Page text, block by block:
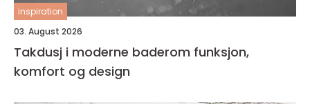
inspiration
03. August 2026
Takdusj i moderne baderom funksjon,
komfort og design